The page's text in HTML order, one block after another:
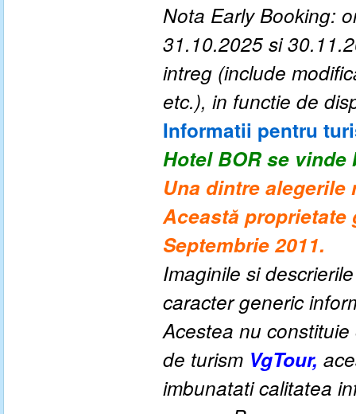
Nota Early Booking:
31.10.2025 si
intreg (include
etc.), in functie de
Informatii pentru
Hotel BOR se vinde
Una dintre
Această proprietate
Septembrie 2011.
Imaginile si
caracter generic
Acestea nu
de turism VgTour,
imbunatati calitatea